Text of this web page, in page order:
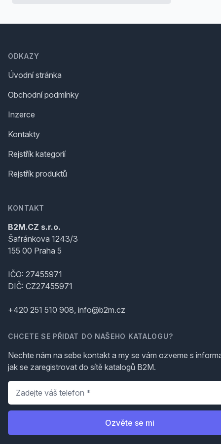
ODKAZY
Úvodní stránka
Obchodní podmínky
Inzerce
Kontakty
Rejstřík kategorií
Rejstřík produktů
KONTAKT
B2M.CZ s.r.o.
Šafránkova 1243/3
155 00 Praha 5
IČO: 27455971
DIČ: CZ27455971
+420 251 510 908, info@b2m.cz
CHCETE SE PŘIDAT DO NAŠEHO KATALOGU?
Nechte nám na sebe kontakt a my se vám ozveme s
jak se zaregistrovat do sítě katalogů B2M.
Telefon
Ozvěte se mi